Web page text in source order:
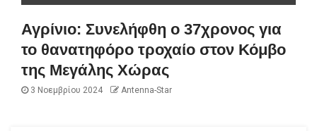
Αγρίνιο: Συνελήφθη ο 37χρονος για
το θανατηφόρο τροχαίο στον Κόμβο
της Μεγάλης Χώρας
3 Νοεμβρίου 2024 Antenna-Star